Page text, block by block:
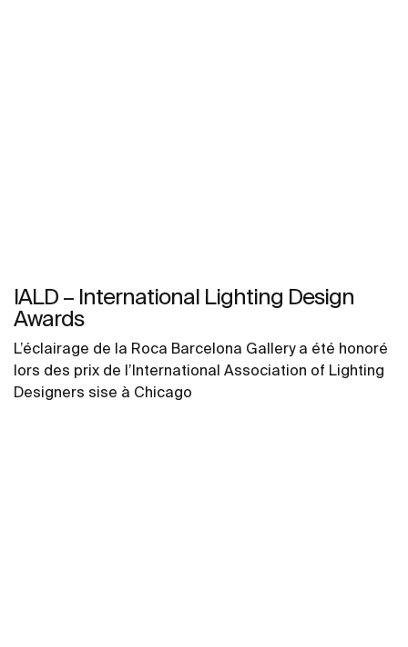
IALD – International Lighting Design
Awards
L’éclairage de la Roca Barcelona Gallery a été honoré
lors des prix de l’International Association of Lighting
Designers sise à Chicago